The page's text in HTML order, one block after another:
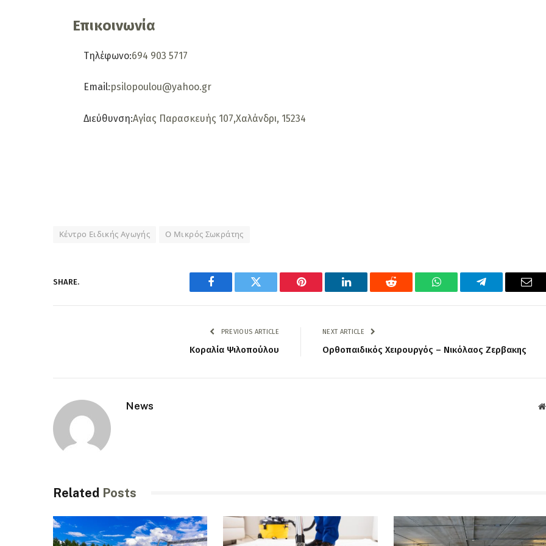
Επικοινωνία
Τηλέφωνο:694 903 5717
Email:psilopoulou@yahoo.gr
Διεύθυνση:Αγίας Παρασκευής 107,Χαλάνδρι, 15234
Κέντρο Ειδικής Αγωγής Ο Μικρός Σωκράτης
SHARE.
Facebook Twitter Pinterest LinkedIn Reddit WhatsAppTelegram
PREVIOUS ARTICLE
Κοραλία Ψιλοπούλου
NEXT ARTICLE
Ορθοπαιδικός Χειρουργός – Νικόλαος Ζερβακης
News
Related Posts